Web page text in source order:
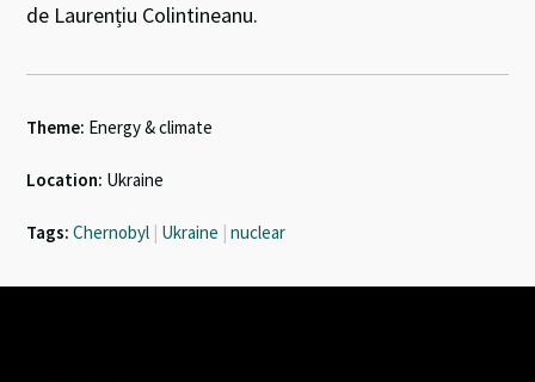
de Laurențiu Colintineanu.
Theme: Energy & climate
Location: Ukraine
Tags: Chernobyl | Ukraine | nuclear